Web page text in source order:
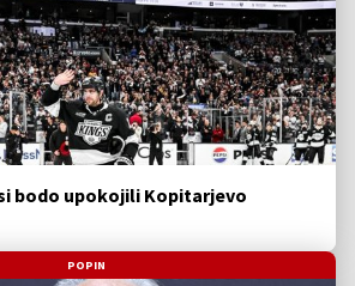
bodo upokojili Kopitarjevo
POPIN